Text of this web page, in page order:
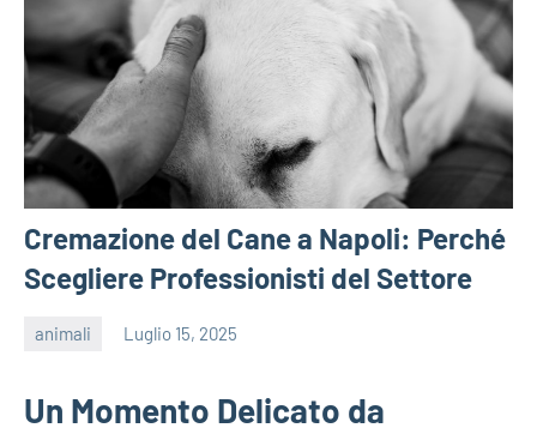
Cremazione del Cane a Napoli: Perché
Scegliere Professionisti del Settore
animali Luglio 15, 2025
Un Momento Delicato da